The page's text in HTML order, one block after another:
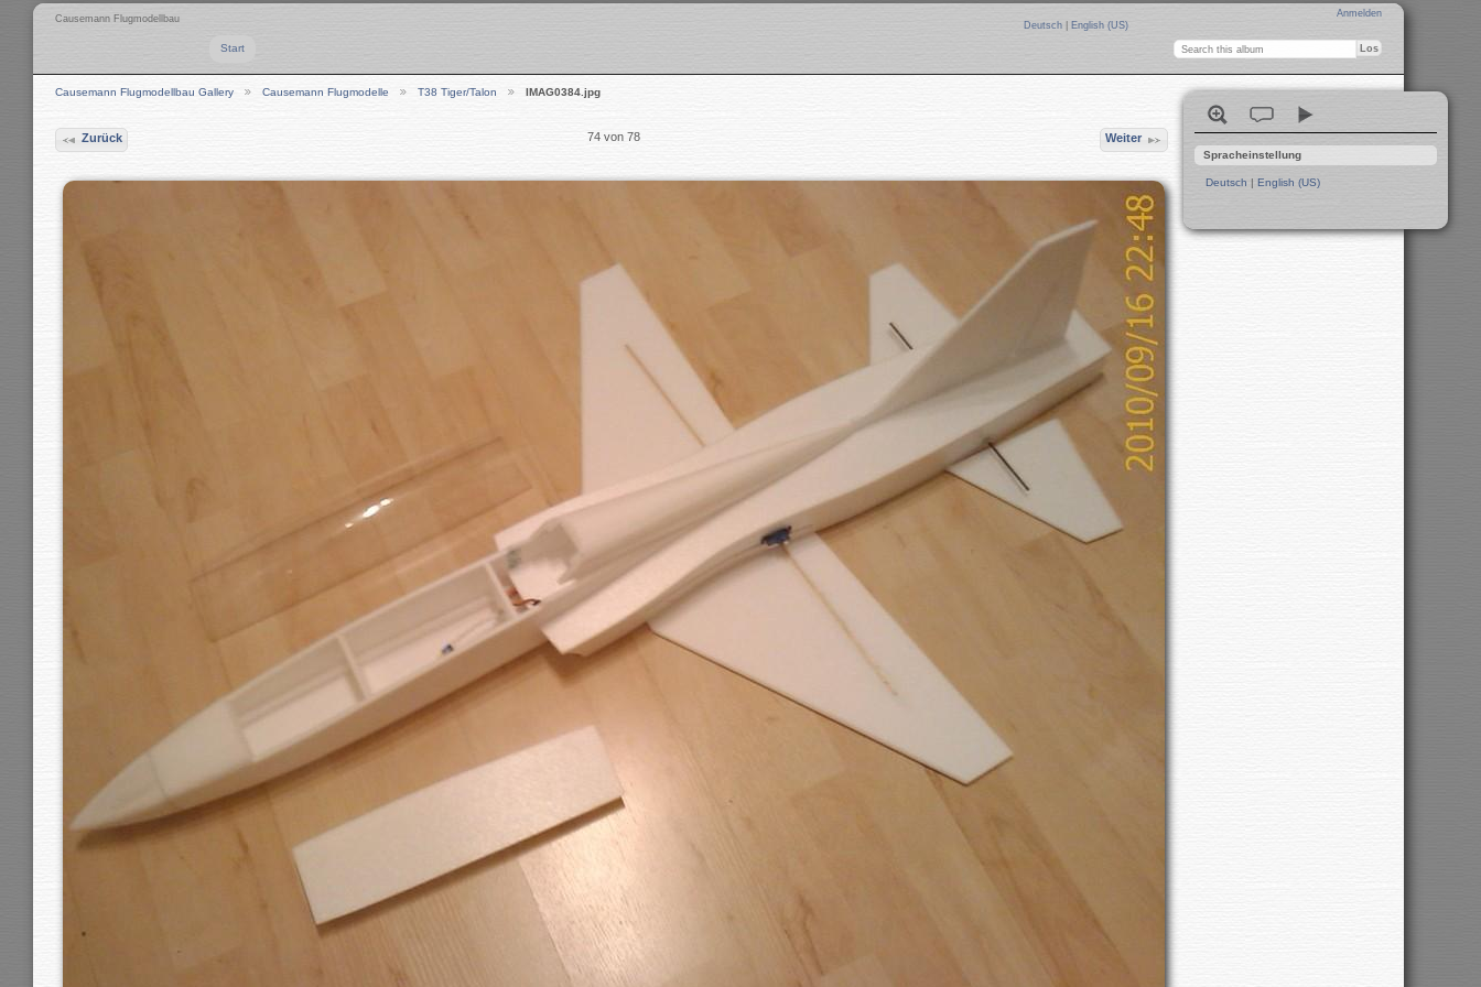
Causemann Flugmodellbau
Anmelden
Deutsch
English (US)
Start
Causemann Flugmodellbau Gallery Causemann Flugmodelle T38 Tiger/Talon IMAG0384.jpg
Zurück 74 von 78 Weiter
Spracheinstellung
Deutsch English (US)